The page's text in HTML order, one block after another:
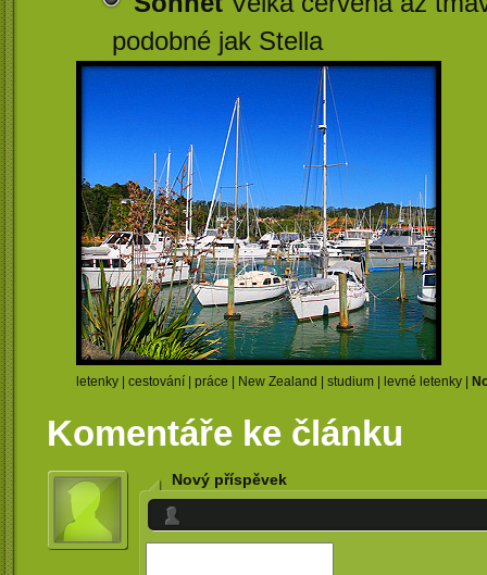
podobné jak Stella
letenky | cestování | práce | New Zealand | studium | levné letenky |
Komentáře ke článku
Nový příspěvek